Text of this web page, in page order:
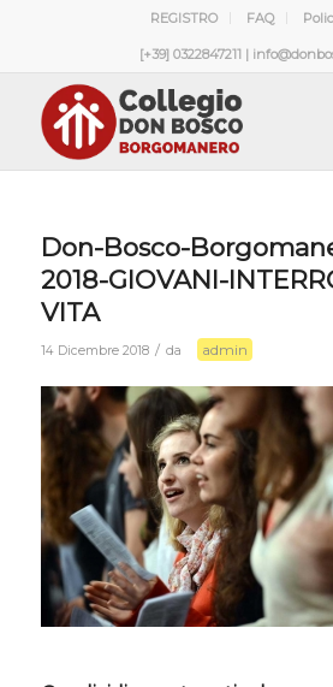
REGISTRO FAQ
[+39] 0322847211 |
Don-Bosco-
2018-GIOVANI-
VITA
14 Dicembre 2018 / da admin